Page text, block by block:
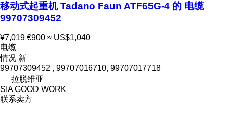
移动式起重机 Tadano Faun ATF65G-4 的 电缆
99707309452
¥7,019 €900 ≈ US$1,040
电缆
情况 新
99707309452 , 99707016710, 99707017718
拉脱维亚
SIA GOOD WORK
联系卖方